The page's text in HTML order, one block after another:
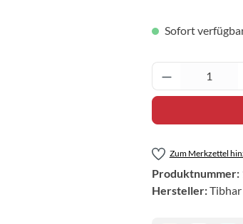
Sofort
Produkt
Zum Merkzettel
Produktnummer:
Hersteller:Tibhar